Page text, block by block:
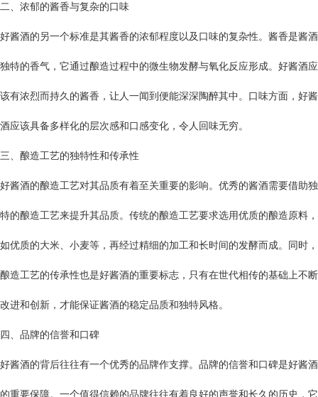
二、浓郁的酱香与复杂的口味
好酱酒的另一个标准是其酱香的浓郁程度以及口味的复杂性。酱香是酱酒
独特的香气，它通过酿造过程中的微生物发酵与氧化反应形成。好酱酒应
该有浓烈而持久的酱香，让人一闻到便能深深陶醉其中。口味方面，好酱
酒应该具备多样化的层次感和口感变化，令人回味无穷。
三、酿造工艺的独特性和传承性
好酱酒的酿造工艺对其品质有着至关重要的影响。优秀的酱酒需要借助独
特的酿造工艺来提升其品质。传统的酿造工艺要求选用优质的酿造原料，
如优质的大米、小麦等，再经过精细的加工和长时间的发酵而成。同时，
酿造工艺的传承性也是好酱酒的重要标志，只有在世代相传的基础上不断
改进和创新，才能保证酱酒的稳定品质和独特风格。
四、品牌的信誉和口碑
好酱酒的背后往往有一个优秀的品牌作支撑。品牌的信誉和口碑是好酱酒
的重要保障。一个值得信赖的品牌往往有着良好的声誉和长久的历史，它